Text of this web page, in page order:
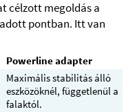
célzott megoldás a
pontban. Itt van
Powerline adapter
Maximális stabilitás álló
eszközöknél, függetlenül a
falaktól.